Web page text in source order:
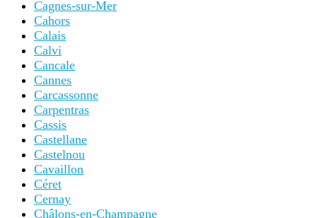
Cagnes-sur-Mer
Cahors
Calais
Calvi
Cancale
Cannes
Carcassonne
Carpentras
Cassis
Castellane
Castelnou
Cavaillon
Céret
Cernay
Châlons-en-Champagne